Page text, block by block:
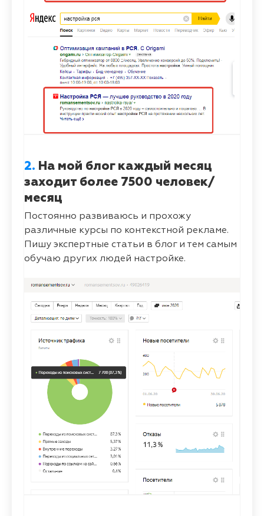
2. На мой блог каждый месяц
заходит более 7500 человек/
месяц
Постоянно развиваюсь и прохожу
различные курсы по контекстной рекламе.
Пишу экспертные статьи в блог и тем самым
обучаю других людей настройке.